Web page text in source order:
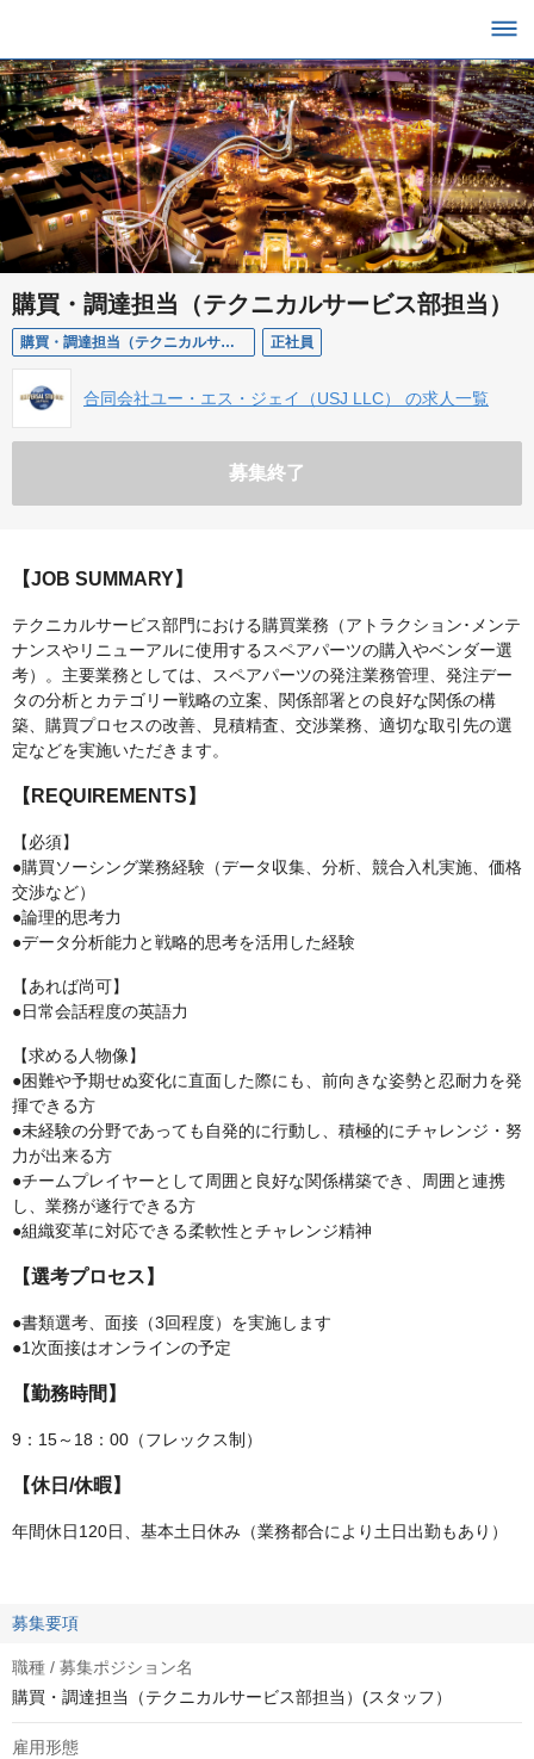
購買・調達担当（テクニカルサービス部担当）
購買・調達担当（テクニカルサービス部担当）(スタッフ） 正社員
合同会社ユー・エス・ジェイ（USJ LLC） の求人一覧
募集終了
【JOB SUMMARY】
テクニカルサービス部門における購買業務（アトラクション･メンテ
ナンスやリニューアルに使用するスペアパーツの購入やベンダー選
考）。主要業務としては、スペアパーツの発注業務管理、発注デー
タの分析とカテゴリー戦略の立案、関係部署との良好な関係の構
築、購買プロセスの改善、見積精査、交渉業務、適切な取引先の選
定などを実施いただきます。
【REQUIREMENTS】
【必須】
●購買ソーシング業務経験（データ収集、分析、競合入札実施、価格
交渉など）
●論理的思考力
●データ分析能力と戦略的思考を活用した経験
【あれば尚可】
●日常会話程度の英語力
【求める人物像】
●困難や予期せぬ変化に直面した際にも、前向きな姿勢と忍耐力を発
揮できる方
●未経験の分野であっても自発的に行動し、積極的にチャレンジ・努
力が出来る方
●チームプレイヤーとして周囲と良好な関係構築でき、周囲と連携
し、業務が遂行できる方
●組織変革に対応できる柔軟性とチャレンジ精神
【選考プロセス】
●書類選考、面接（3回程度）を実施します
●1次面接はオンラインの予定
【勤務時間】
9：15～18：00（フレックス制）
【休日/休暇】
年間休日120日、基本土日休み（業務都合により土日出勤もあり）
募集要項
職種 / 募集ポジション名
購買・調達担当（テクニカルサービス部担当）(スタッフ）
雇用形態